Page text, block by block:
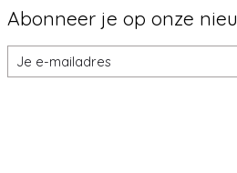
Abonneer je op onze